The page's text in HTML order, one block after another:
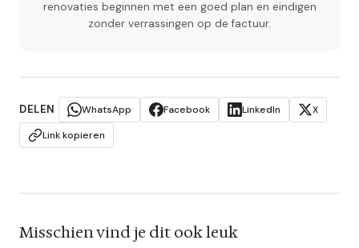
renovaties beginnen met een goed plan en eindigen
zonder verrassingen op de factuur.
DELEN WhatsApp Facebook LinkedIn
X
Link kopieren
Misschien vind je dit ook leuk